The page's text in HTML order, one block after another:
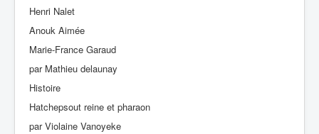
Henri Nalet
Anouk Aimée
Marie-France Garaud
par Mathieu delaunay
Histoire
Hatchepsout reine et pharaon
par Violaine Vanoyeke